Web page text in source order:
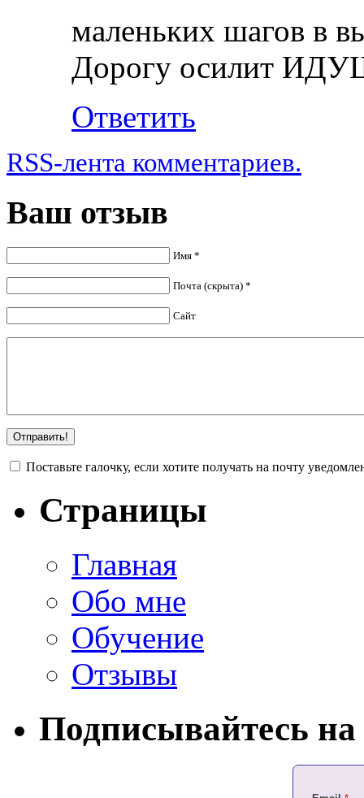
маленьких шагов в
Дорогу осилит
Ответить
RSS-лента комментариев.
Ваш отзыв
Имя *
Почта (скрыта) *
Сайт
Поставьте галочку, если хотите получать на почту
Страницы
Главная
Обо мне
Обучение
Отзывы
Подписывайтесь